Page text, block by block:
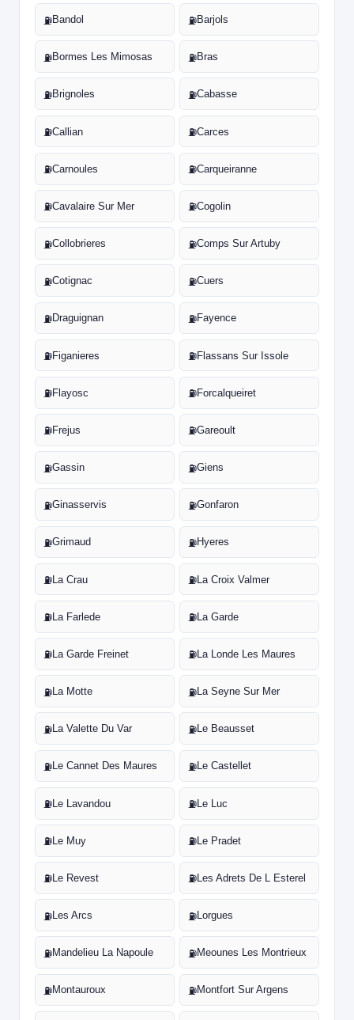
⛽Bandol ⛽Barjols
⛽Bormes Les Mimosas ⛽Bras
⛽Brignoles ⛽Cabasse
⛽Callian ⛽Carces
⛽Carnoules ⛽Carqueiranne
⛽Cavalaire Sur Mer ⛽Cogolin
⛽Collobrieres ⛽Comps Sur Artuby
⛽Cotignac ⛽Cuers
⛽Draguignan ⛽Fayence
⛽Figanieres ⛽Flassans Sur Issole
⛽Flayosc ⛽Forcalqueiret
⛽Frejus ⛽Gareoult
⛽Gassin ⛽Giens
⛽Ginasservis ⛽Gonfaron
⛽Grimaud ⛽Hyeres
⛽La Crau ⛽La Croix Valmer
⛽La Farlede ⛽La Garde
⛽La Garde Freinet ⛽La Londe Les Maures
⛽La Motte ⛽La Seyne Sur Mer
⛽La Valette Du Var ⛽Le Beausset
⛽Le Cannet Des Maures ⛽Le Castellet
⛽Le Lavandou ⛽Le Luc
⛽Le Muy ⛽Le Pradet
⛽Le Revest ⛽Les Adrets De L Esterel
⛽Les Arcs ⛽Lorgues
⛽Mandelieu La Napoule ⛽Meounes Les Montrieux
⛽Montauroux ⛽Montfort Sur Argens